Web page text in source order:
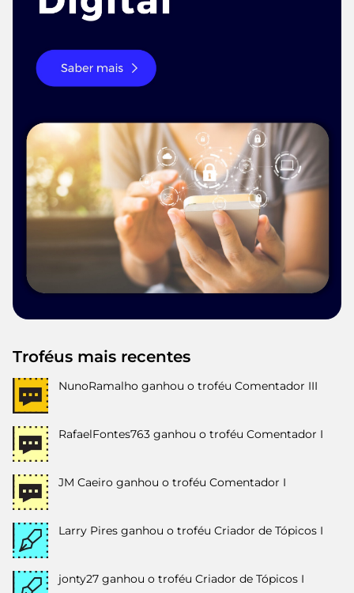
Troféus mais recentes
NunoRamalho ganhou o troféu Comentador III
RafaelFontes763 ganhou o troféu Comentador I
JM Caeiro ganhou o troféu Comentador I
Larry Pires ganhou o troféu Criador de Tópicos I
jonty27 ganhou o troféu Criador de Tópicos I